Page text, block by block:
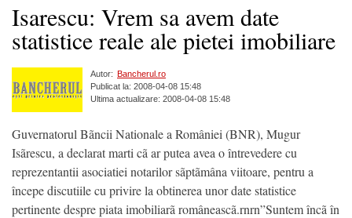
Isarescu: Vrem sa avem date
statistice reale ale pietei imobiliare
Autor: Bancherul.ro
Publicat la: 2008-04-08 15:48
Ultima actualizare: 2008-04-08 15:48
Guvernatorul Bãncii Nationale a României (BNR), Mugur
Isãrescu, a declarat marti cã ar putea avea o întrevedere cu
reprezentantii asociatiei notarilor sãptãmâna viitoare, pentru a
începe discutiile cu privire la obtinerea unor date statistice
pertinente despre piata imobiliarã româneascã.rnrn”Suntem încã în